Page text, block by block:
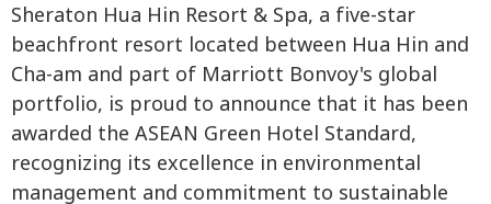
Sheraton Hua Hin Resort & Spa, a five-star
beachfront resort located between Hua Hin and
Cha-am and part of Marriott Bonvoy's global
portfolio, is proud to announce that it has been
awarded the ASEAN Green Hotel Standard,
recognizing its excellence in environmental
management and commitment to sustainable